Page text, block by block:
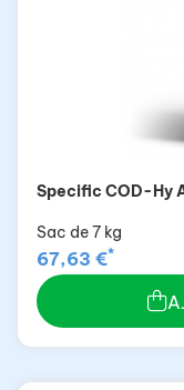
Specific COD-Hy
Sac de 7 kg
67,63 €*